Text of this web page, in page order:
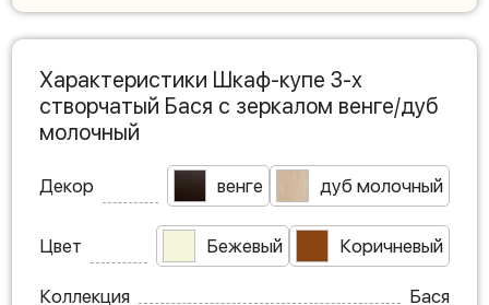
Характеристики Шкаф-купе 3-х
створчатый Бася с зеркалом венге/дуб
молочный
Декор венге дуб молочный
Цвет Бежевый Коричневый
Коллекция
Бася